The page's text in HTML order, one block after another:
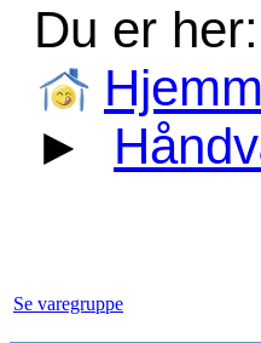
Du er her:
►
Se varegruppe